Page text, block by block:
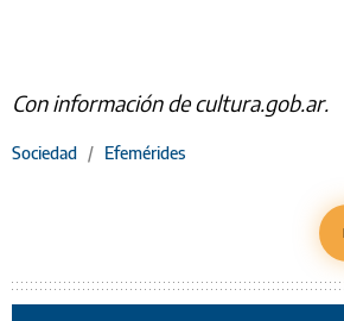
Con información de cultura.gob.ar.
Sociedad / Efemérides